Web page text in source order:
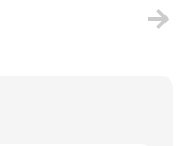
arrow_forward